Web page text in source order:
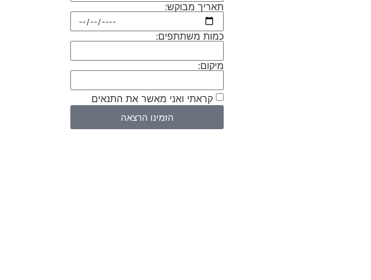
תאריך מבוקש:
כמות משתתפים:
מיקום:
קראתי ואני מאשר את התנאים
הזמינו הרצאה